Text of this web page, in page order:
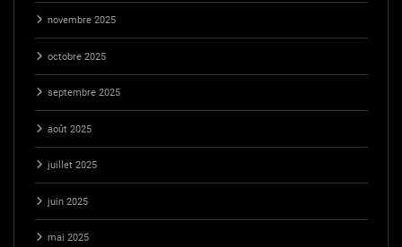
novembre 2025
octobre 2025
septembre 2025
août 2025
juillet 2025
juin 2025
mai 2025